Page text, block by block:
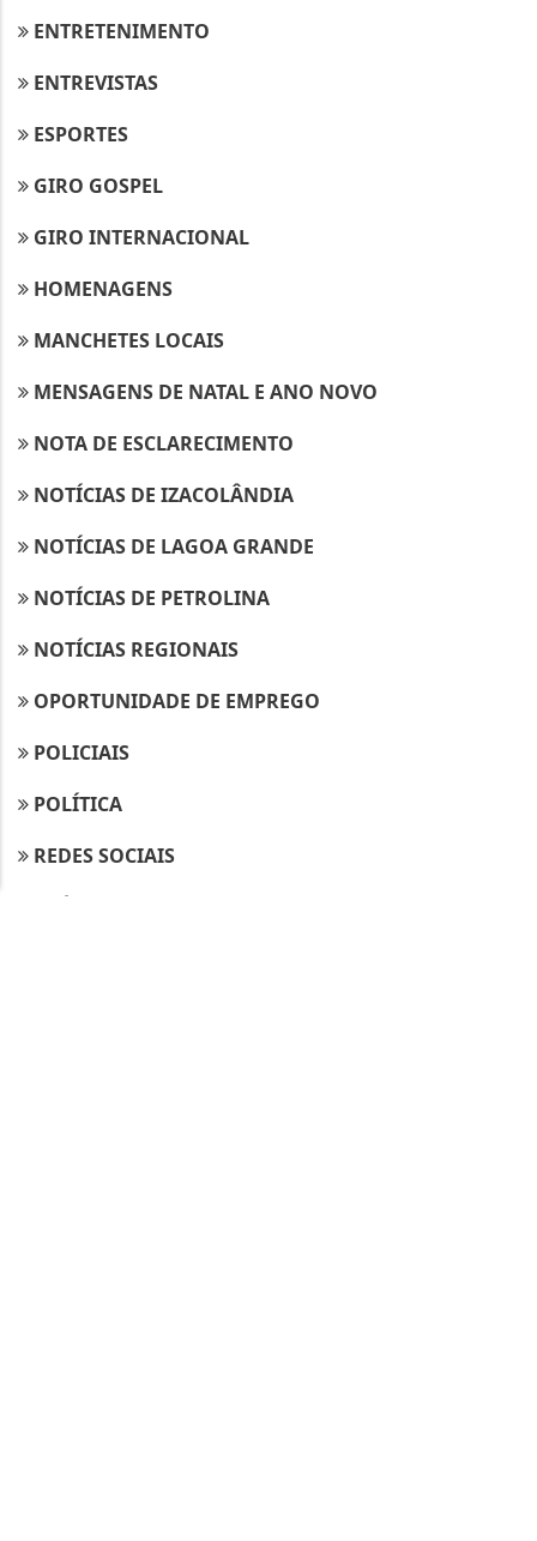
ENTRETENIMENTO
ENTREVISTAS
ESPORTES
GIRO GOSPEL
GIRO INTERNACIONAL
HOMENAGENS
MANCHETES LOCAIS
MENSAGENS DE NATAL E ANO NOVO
NOTA DE ESCLARECIMENTO
NOTÍCIAS DE IZACOLÂNDIA
NOTÍCIAS DE LAGOA GRANDE
NOTÍCIAS DE PETROLINA
NOTÍCIAS REGIONAIS
OPORTUNIDADE DE EMPREGO
POLICIAIS
POLÍTICA
REDES SOCIAIS
Termos de Uso e Privacidade
experiência de navegação. Ao continuar o acesso,
de Uso e Privacidade.
PARA MAIS INFORMAÇÕES,
CLICANDO AQUI